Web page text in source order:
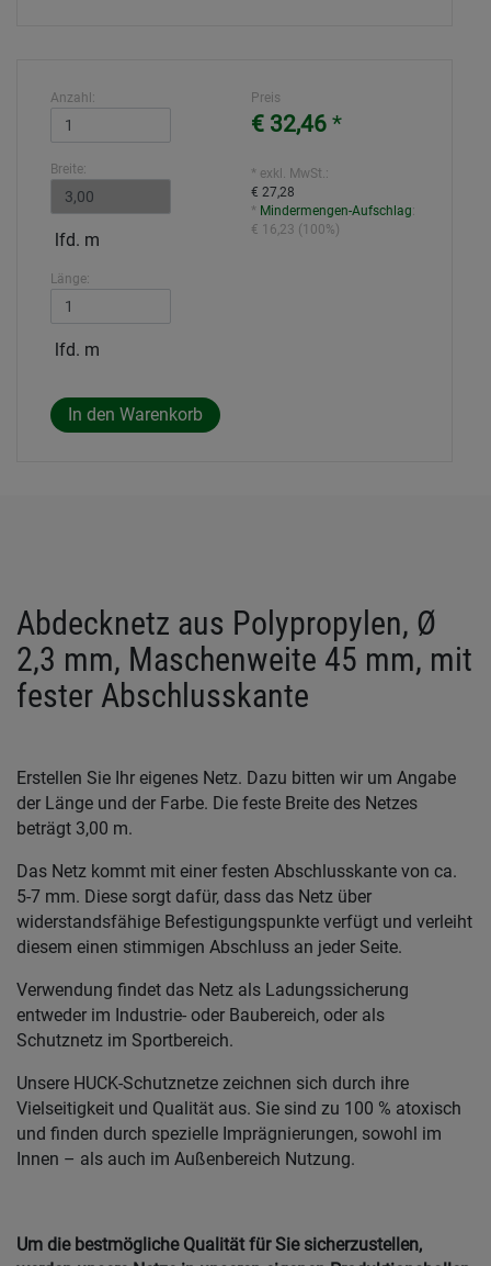
Anzahl:
Breite:
lfd. m
Länge:
lfd. m
Preis
€ 32,46 *
* exkl. MwSt.:
€ 27,28
* Mindermengen-Aufschlag:
€ 16,23 (100%)
Abdecknetz aus Polypropylen, Ø
2,3 mm, Maschenweite 45 mm, mit
fester Abschlusskante
Erstellen Sie Ihr eigenes Netz. Dazu bitten wir um Angabe
der Länge und der Farbe. Die feste Breite des Netzes
beträgt 3,00 m.
Das Netz kommt mit einer festen Abschlusskante von ca.
5-7 mm. Diese sorgt dafür, dass das Netz über
widerstandsfähige Befestigungspunkte verfügt und verleiht
diesem einen stimmigen Abschluss an jeder Seite.
Verwendung findet das Netz als Ladungssicherung
entweder im Industrie- oder Baubereich, oder als
Schutznetz im Sportbereich.
Unsere HUCK-Schutznetze zeichnen sich durch ihre
Vielseitigkeit und Qualität aus. Sie sind zu 100 % atoxisch
und finden durch spezielle Imprägnierungen, sowohl im
Innen – als auch im Außenbereich Nutzung.
Um die bestmögliche Qualität für Sie sicherzustellen,